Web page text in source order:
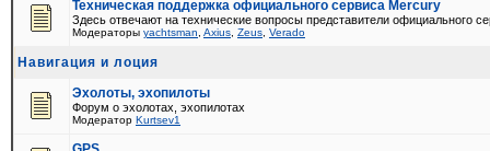
Техническая поддержка официального сервиса Mercury
Здесь отвечают на технические вопросы представители официального
Модераторы yachtsman Axius Zeus Verado
Навигация и лоция
Эхолоты, эхопилоты
Форум о эхолотах, эхопилотах
Модератор Kurtsev1